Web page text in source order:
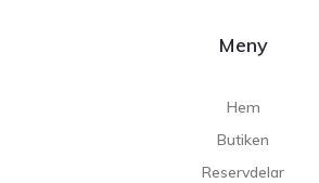
Meny
Hem
Butiken
Reservdelar